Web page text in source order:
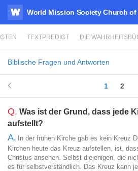
WATV
World Mission Society Church of
TEXTPREDIGT DIE
Biblische Fragen und Antworten
1 2
Q. Was ist der Grund, dass jede
aufstellt?
A. In der frühen Kirche gab es kein Kreuz
Kirchen heute das Kreuz aufstellen, ist,
Christus ansehen. Selbst diejenigen, die
es für selbstverständlich. Das Kreuz kann